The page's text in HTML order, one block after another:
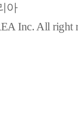
아
Inc. All right